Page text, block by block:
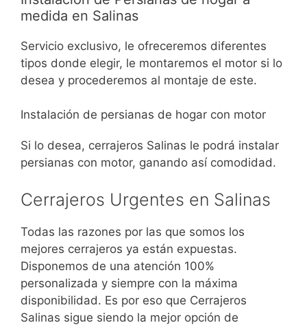
medida en Salinas
Servicio exclusivo, le ofreceremos diferentes
tipos donde elegir, le montaremos el motor si lo
desea y procederemos al montaje de este.
Instalación de persianas de hogar con motor
Si lo desea, cerrajeros Salinas le podrá instalar
persianas con motor, ganando así comodidad.
Cerrajeros Urgentes en Salinas
Todas las razones por las que somos los
mejores cerrajeros ya están expuestas.
Disponemos de una atención 100%
personalizada y siempre con la máxima
disponibilidad. Es por eso que Cerrajeros
Salinas sigue siendo la mejor opción de